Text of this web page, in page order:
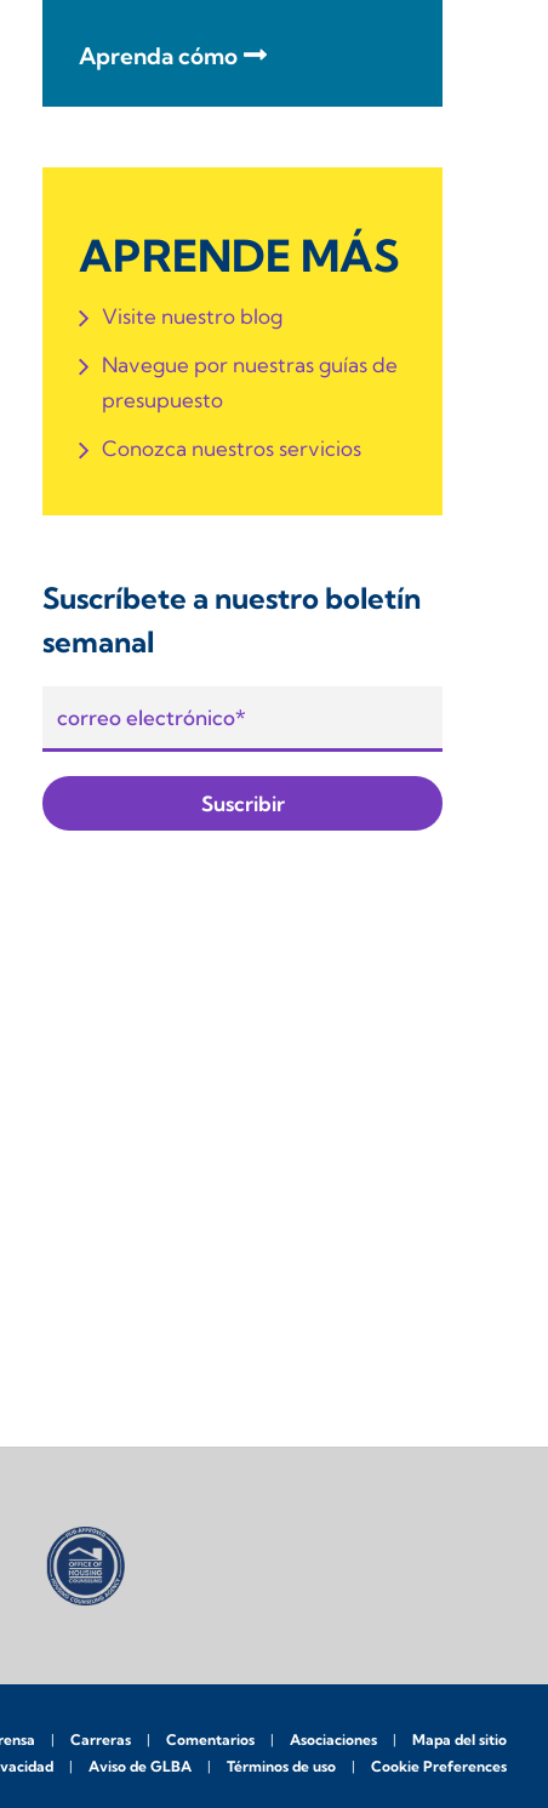
Aprenda cómo
APRENDE MÁS
Visite nuestro blog
Navegue por nuestras guías de
presupuesto
Conozca nuestros servicios
Suscríbete a nuestro boletín
semanal
Carreras Comentarios Asociaciones
Mapa del sitio
Aviso de GLBA Términos de uso Cookie Preferences